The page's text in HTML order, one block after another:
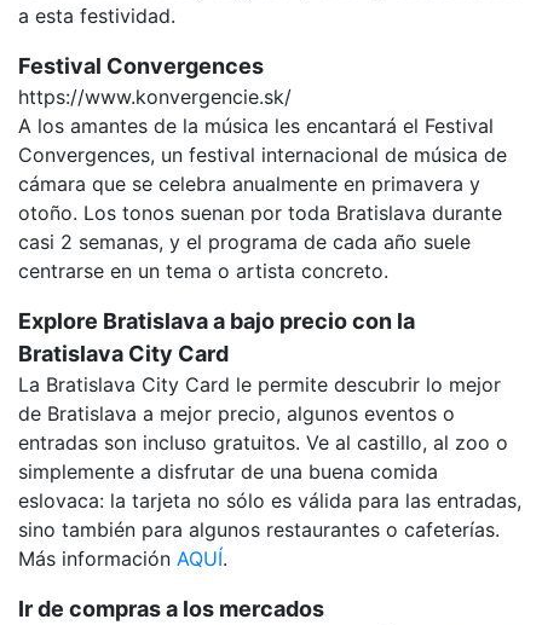
a esta festividad.
Festival Convergences
https://www.konvergencie.sk/
A los amantes de la música les encantará el Festival
Convergences, un festival internacional de música de
cámara que se celebra anualmente en primavera y
otoño. Los tonos suenan por toda Bratislava durante
casi 2 semanas, y el programa de cada año suele
centrarse en un tema o artista concreto.
Explore Bratislava a bajo precio con la
Bratislava City Card
La Bratislava City Card le permite descubrir lo mejor
de Bratislava a mejor precio, algunos eventos o
entradas son incluso gratuitos. Ve al castillo, al zoo o
simplemente a disfrutar de una buena comida
eslovaca: la tarjeta no sólo es válida para las entradas,
sino también para algunos restaurantes o cafeterías.
Más información AQUÍ.
Ir de compras a los mercados